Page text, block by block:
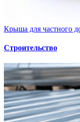
Крыша для частного
Строительство